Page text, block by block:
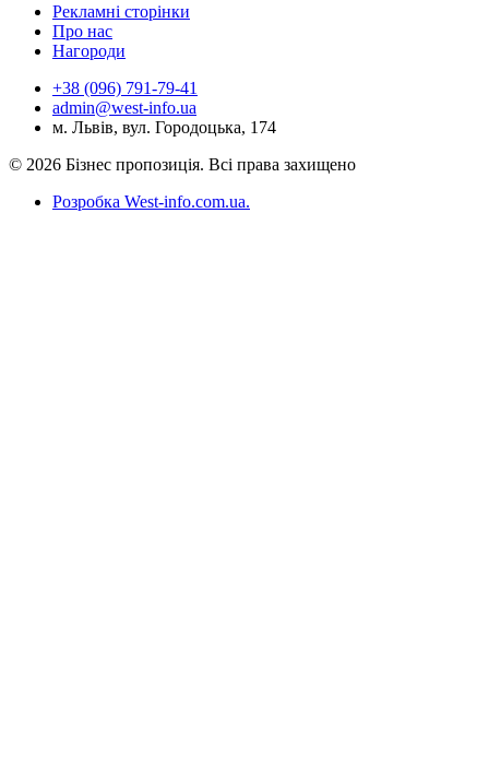
Рекламні сторінки
Про нас
Нагороди
+38 (096) 791-79-41
admin@west-info.ua
м. Львів, вул. Городоцька, 174
© 2026 Бізнес пропозиція. Всі права захищено
Розробка West-info.com.ua.